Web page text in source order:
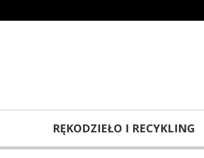
RĘKODZIEŁO I RECYKLING